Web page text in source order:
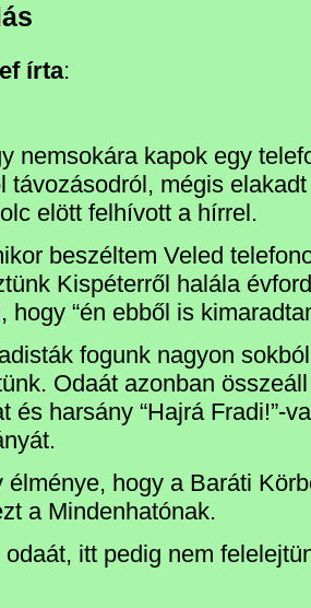
írta:
nemsokára kapok egy
távozásodról, mégis
elött felhívott a hírrel.
beszéltem Veled
Kispéterről halála
hogy “én ebből is
fogunk nagyon
Odaát azonban
és harsány “Hajrá Fradi!”-
élménye, hogy a Baráti
a Mindenhatónak.
itt pedig nem